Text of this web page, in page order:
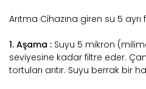
Arıtma Cihazına giren su 5
1. Aşama : Suyu 5 mikron
seviyesine kadar filtre eder.
tortuları arıtır. Suyu berrak bir